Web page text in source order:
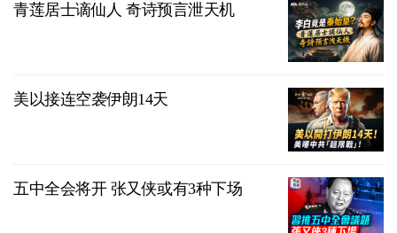
青莲居士谪仙人 奇诗预言泄天机
美以接连空袭伊朗14天
五中全会将开 张又侠或有3种下场